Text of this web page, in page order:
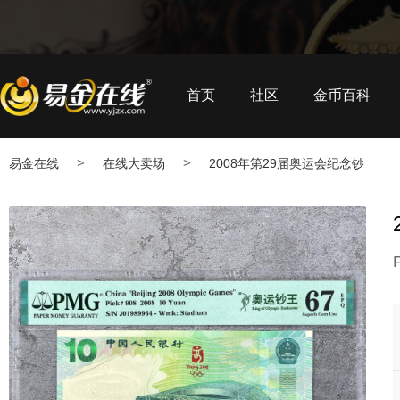
首页 社区 金币百科
易金在线 > 在线大卖场 > 2008年第29届奥运会纪念钞